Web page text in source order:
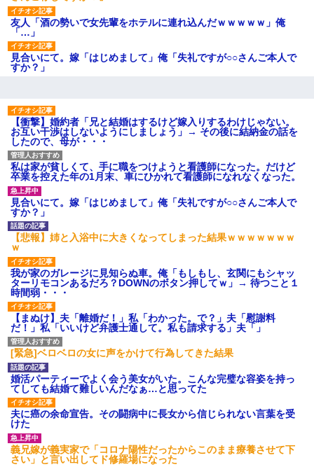
【ネット騒然】惨殺されたタ
ワマン頂き女子のこの動画、す
げえええええｗｗｗｗｗｗｗｗ
ｗｗｗ
【愕然】白のクラウン俺氏、
高速道路左車線を制限速度で走
った結果wwwwwwwwwwww
【悲報】佐藤輝明・・・２軍
でも盛大にやらかす←あまり悲
しませないでくれ
友人「酒の勢いで女先輩をホテルに連れ込んだｗｗｗｗｗ」俺
「…」
見合いにて。嫁「はじめまして」俺「失礼ですが○○さんご本人で
すか？」
【衝撃】婚約者「兄と結婚はするけど嫁入りするわけじゃない。
お互い干渉はしないようにしましょう」→ その後に結納金の話を
したので、母が・・・
私は家が貧しくて、手に職をつけようと看護師になった。だけど
卒業を控えた年の1月末、車にひかれて看護師になれなくなった。
見合いにて。嫁「はじめまして」俺「失礼ですが○○さんご本人で
すか？」
【悲報】姉と入浴中に大きくなってしまった結果ｗｗｗｗｗｗｗ
ｗ
我が家のガレージに見知らぬ車。俺「もしもし、玄関にもシャッ
ターリモコンあるだろ？DOWNのボタン押してｗ」→ 待つこと１
時間弱・・・
【まぬけ】夫「離婚だ！」私「わかった。で？」夫「慰謝料
だ！」私「いいけど弁護士通して。私も請求する」夫「」
[緊急]ベロベロの女に声をかけて行為してきた結果
婚活パーティーでよく会う美女がいた。こんな完璧な容姿を持っ
てしても結婚て難しいんだなぁ…と思ってた
夫に癌の余命宣告。その闘病中に長女から信じられない言葉を受
けた
義兄嫁が義実家で「コロナ陽性だったからこのまま療養させて下
さい」と言い出してド修羅場になった